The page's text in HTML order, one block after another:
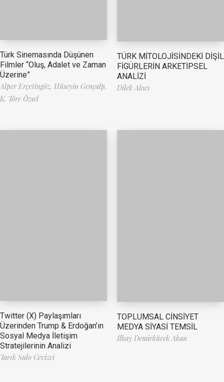
Türk Sinemasında Düşünen
Filmler “Oluş, Adalet ve Zaman
Üzerine”
Alper Erçetingöz, Hüseyin Gençalp,
K. Töre Özsel
TÜRK MİTOLOJİSİNDEKİ DİŞİL
FİGÜRLERİN ARKETİPSEL
ANALİZİ
Dilek Akıcı
Twitter (X) Paylaşımları
Üzerinden Trump & Erdoğan’ın
Sosyal Medya İletişim
Stratejilerinin Analizi
Tarık Sulo Cevizci
TOPLUMSAL CİNSİYET
MEDYA SİYASİ TEMSİL
İlkay Demirkürek Akan